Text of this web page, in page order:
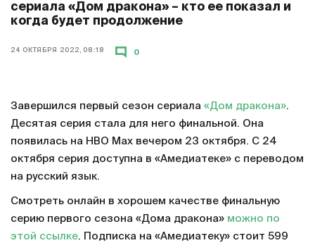
сериала «Дом дракона» – кто ее показал и
когда будет продолжение
24 ОКТЯБРЯ 2022, 08:18 0
Завершился первый сезон сериала «Дом дракона».
Десятая серия стала для него финальной. Она
появилась на HBO Max вечером 23 октября. С 24
октября серия доступна в «Амедиатеке» с переводом
на русский язык.
Смотреть онлайн в хорошем качестве финальную
серию первого сезона «Дома дракона» можно по
этой ссылке. Подписка на «Амедиатеку» стоит 599